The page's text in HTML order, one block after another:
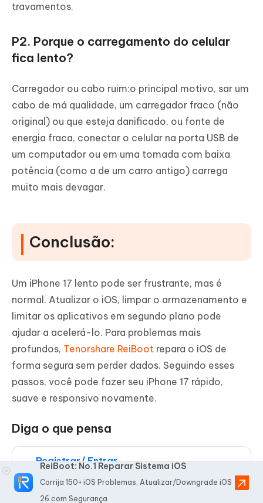
travamentos.
P2. Porque o carregamento do celular
fica lento?
Carregador ou cabo ruim:o principal motivo, sar um
cabo de má qualidade, um carregador fraco (não
original) ou que esteja danificado, ou fonte de
energia fraca, conectar o celular na porta USB de
um computador ou em uma tomada com baixa
potência (como a de um carro antigo) carrega
muito mais devagar.
Conclusão:
Um iPhone 17 lento pode ser frustrante, mas é
normal. Atualizar o iOS, limpar o armazenamento e
limitar os aplicativos em segundo plano pode
ajudar a acelerá-lo. Para problemas mais
profundos, Tenorshare ReiBoot repara o iOS de
forma segura sem perder dados. Seguindo esses
passos, você pode fazer seu iPhone 17 rápido,
suave e responsivo novamente.
Diga o que pensa
Registrar/ Entrar
então escreva sua avaliação
ReiBoot: No.1 Reparar Sistema iOS
Corrija 150+ iOS Problemas, Atualizar/Downgrade iOS
26 com Segurança